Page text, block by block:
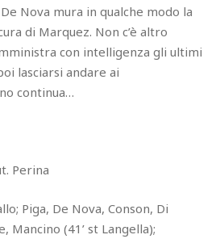
Nova mura in qualche modo la
di Marquez. Non c’è altro
con intelligenza gli ultimi
lasciarsi andare ai
continua…
Perina
Piga, De Nova, Conson, Di
Mancino (41’ st Langella);